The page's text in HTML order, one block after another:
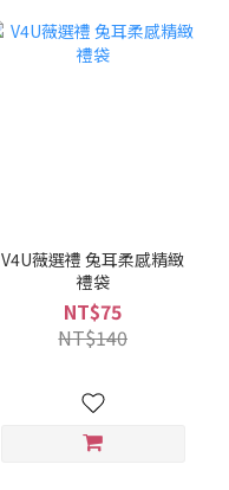
V4U薇選禮 兔耳柔感精緻
禮袋
NT$75
NT$140